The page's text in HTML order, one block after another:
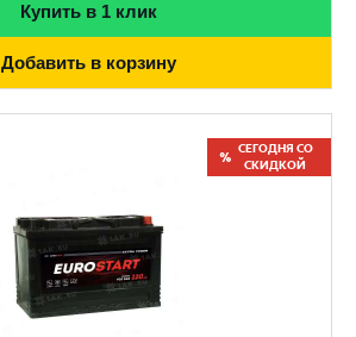
Купить в 1 клик
Добавить в корзину
СЕГОДНЯ СО
СКИДКОЙ